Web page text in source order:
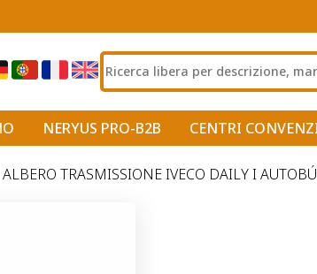
NERYUS PRO-B2B CENTRI
ALBERO TRASMISSIONE IVECO DAILY I